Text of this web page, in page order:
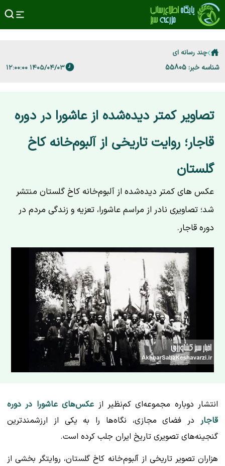
چند رسانه ای
شناسه خبر: 55805 ۱۴۰۵/۰۴/۰۳ ۱۲:۰۰:۰۰
تصاویر کمتر دیده‌شده از عاشورا در دوره
قاجار؛ روایت تاریخی از آلبوم‌خانه کاخ
گلستان
عکس های کمتر دیده‌شده از آلبوم‌خانه کاخ گلستان منتشر
شد؛ تصاویری نادر از مراسم عاشورا، تعزیه و زندگی مردم در
دوره قاجار.
انتشار دوباره مجموعه‌ای کم‌نظیر از عکس‌های عاشورا در دوره
قاجار در فضای مجازی، نگاه‌ها را به یکی از ارزشمندترین
گنجینه‌های تصویری تاریخ ایران جلب کرده است.
هزاران تصویر تاریخی از آلبوم‌خانه کاخ گلستان، روایتگر بخشی از